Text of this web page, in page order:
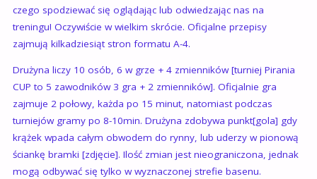
czego spodziewać się oglądając lub odwiedzając nas na
treningu! Oczywiście w wielkim skrócie. Oficjalne przepisy
zajmują kilkadziesiąt stron formatu A-4.
Drużyna liczy 10 osób, 6 w grze + 4 zmienników [turniej Pirania
CUP to 5 zawodników 3 gra + 2 zmienników]. Oficjalnie gra
zajmuje 2 połowy, każda po 15 minut, natomiast podczas
turniejów gramy po 8-10min. Drużyna zdobywa punkt[gola] gdy
krążek wpada całym obwodem do rynny, lub uderzy w pionową
ściankę bramki [zdjęcie]. Ilość zmian jest nieograniczona, jednak
mogą odbywać się tylko w wyznaczonej strefie basenu.